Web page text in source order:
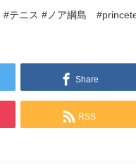
#テニス #ノア綱島
Share
RSS